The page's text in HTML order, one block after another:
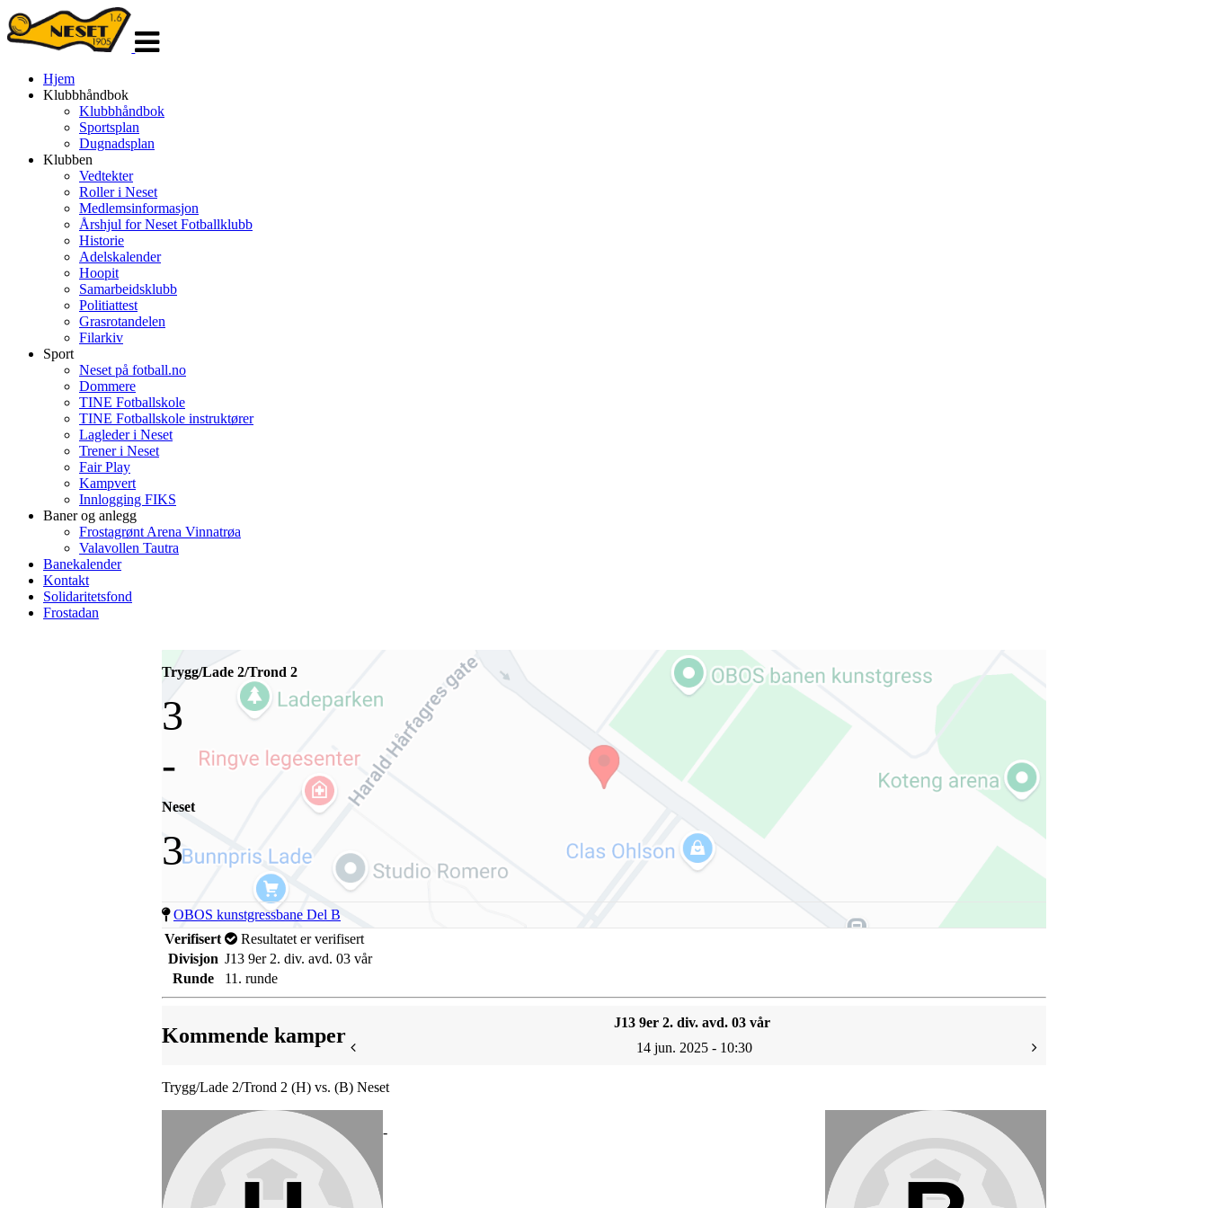
navigasjon
Hjem
Klubbhåndbok
Klubbhåndbok
Sportsplan
Dugnadsplan
Klubben
Vedtekter
Roller i Neset
Medlemsinformasjon
Årshjul for Neset Fotballklubb
Historie
Adelskalender
Hoopit
Samarbeidsklubb
Politiattest
Grasrotandelen
Filarkiv
Sport
Neset på fotball.no
Dommere
TINE Fotballskole
TINE Fotballskole instruktører
Lagleder i Neset
Trener i Neset
Fair Play
Kampvert
Innlogging FIKS
Baner og anlegg
Frostagrønt Arena Vinnatrøa
Valavollen Tautra
Banekalender
Kontakt
Solidaritetsfond
Frostadan
Trygg/Lade 2/Trond 2
3
-
Neset
3
OBOS kunstgressbane Del B
Verifisert
Resultatet er verifisert
Divisjon J13 9er 2. div. avd. 03 vår
Runde
11. runde
Kommende kamper
J13 9er 2. div. avd. 03 vår
14 jun. 2025 - 10:30
Trygg/Lade 2/Trond 2 (H) vs. (B) Neset
-